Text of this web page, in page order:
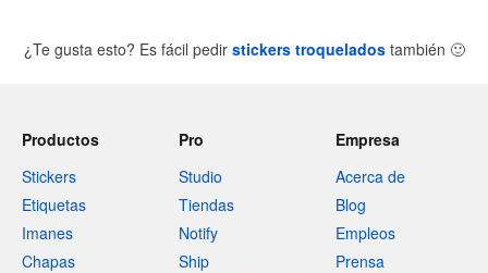
¿Te gusta esto? Es fácil pedir stickers troqueladostambién 🙂
Productos
Stickers
Etiquetas
Imanes
Chapas
Pro
Studio
Tiendas
Notify
Ship
Empresa
Acerca de
Blog
Empleos
Prensa